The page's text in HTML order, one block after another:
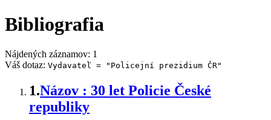
Bibliografia
Nájdených záznamov: 1
Váš dotaz: Vydavateľ = "Policejní prezidium ČR"
1.Názov : 30 let Policie České
republiky